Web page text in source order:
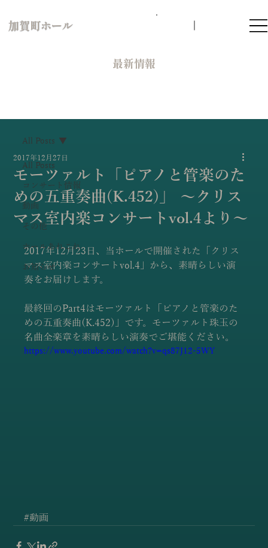
加賀町ホール
​最新情報
All Posts
コンサート情報
動画
その他
ホールあれこれ
お知らせ
All Posts
モーツァルト「ピアノと管楽のた
めの五重奏曲(K.452)」 〜クリス
マス室内楽コンサートvol.4より〜
2017年12月27日
2017年12月23日、当ホールで開催された「クリス
マス室内楽コンサートvol.4」から、素晴らしい演
奏をお届けします。
最終回のPart4はモーツァルト「ピアノと管楽のた
めの五重奏曲(K.452)」です。モーツァルト珠玉の
名曲全楽章を素晴らしい演奏でご堪能ください。
https://www.youtube.com/watch?v=qs87J12-5WY
#動画